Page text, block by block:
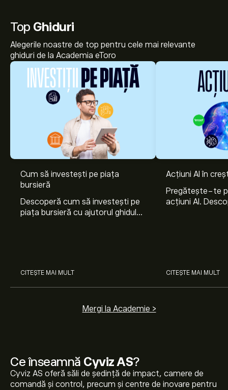
Ce înseamnă Cyviz AS?
Cyviz AS oferă săli de ședință de impact, camere de
comandă și control, precum și centre de inovare pentru
Top Ghiduri
Alegerile noastre de top pentru cele mai relevante
ghiduri de la Academia eToro
Cum să investești pe piața
bursieră
Descoperă cum să investești pe
piața bursieră cu ajutorul ghidului
CITEȘTE MAI MULT
Acțiuni AI în
Pregătește-te
acțiuni AI.
CITEȘTE MAI MULT
Mergi la Academie >